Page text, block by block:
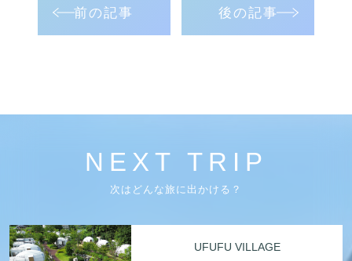
前の記事 後の記事
NEXT TRIP
次はどんな旅に出かける？
UFUFU VILLAGE